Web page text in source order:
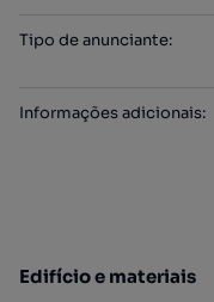
Tipo de anunciante:
Informações adicionais:
Edifício e materiais